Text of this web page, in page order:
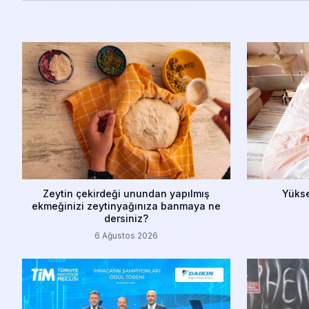
Zeytin çekirdeği unundan yapılmış
ekmeğinizi zeytinyağınıza banmaya ne
dersiniz?
6 Ağustos 2026